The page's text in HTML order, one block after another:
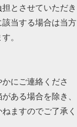
とさせていただき
該当する場合は当方
。
にご連絡くださ
ある場合を除き、
ますのでご了承く